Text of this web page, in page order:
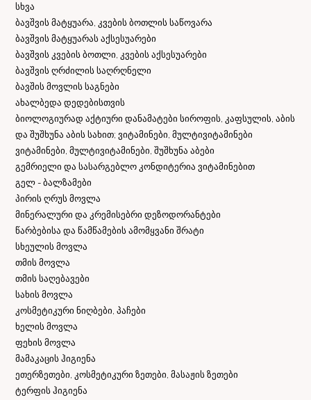
სხვა
ბავშვის მატყუარა, კვების ბოთლის საწოვარა
ბავშვის მატყუარას აქსესუარები
ბავშვის კვების ბოთლი, კვების აქსესუარები
ბავშვის ღრძილის საღრღნელი
ბავშის მოვლის საგნები
ახალბედა დედებისთვის
ბიოლოგიურად აქტიური დანამატები სიროფის, კაფსულის, აბის
და შუშხუნა აბის სახით; ვიტამინები, მულტივიტამინები
ვიტამინები, მულტივიტამინები, შუშხუნა აბები
გემრიელი და სასარგებლო კონდიტერია ვიტამინებით
გელ - ბალზამები
პირის ღრუს მოვლა
მინერალური და კრემისებრი დეზოდორანტები
წარბებისა და წამწამების ამომყვანი შრატი
სხეულის მოვლა
თმის მოვლა
თმის საღებავები
სახის მოვლა
კოსმეტიკური ნიღბები, პაჩები
ხელის მოვლა
ფეხის მოვლა
მამაკაცის ჰიგიენა
ეთერზეთები, კოსმეტიკური ზეთები, მასაჟის ზეთები
ტერფის ჰიგიენა